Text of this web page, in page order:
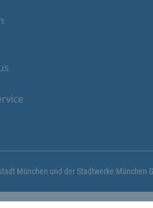
München und der Stadtwerke München